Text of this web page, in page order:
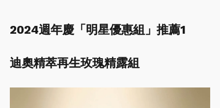
2024週年慶「明星優惠組」推薦1
迪奧精萃再生玫瑰精露組